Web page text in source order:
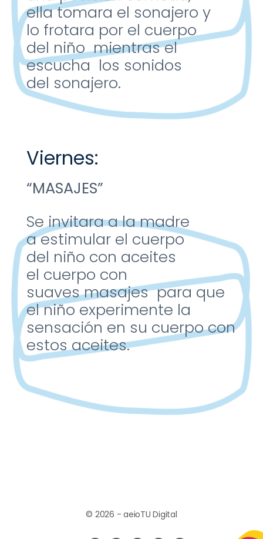
ellatomara el sonajero y
lo frotara por el cuerpo
del niño mientrasel
escucha los sonidos
del sonajero.
Viernes:
“MASAJES”
Se invitara a la madre
aestimular el cuerpo
del niño con aceites
el cuerpo con
suavesmasajes para que
el niño experimente la
sensación en su cuerpo con
estosaceites.
© 2026 - aeioTU Digital